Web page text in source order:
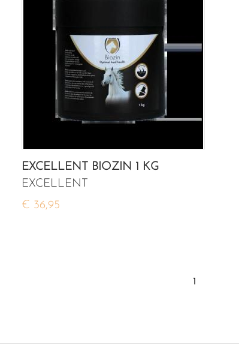
EXCELLENT BIOZIN 1 KG
EXCELLENT
€ 36,95
1